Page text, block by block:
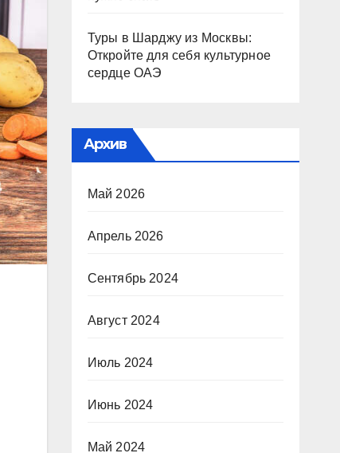
Туры в Шарджу из Москвы:
Откройте для себя культурное
сердце ОАЭ
Архив
Май 2026
Апрель 2026
Сентябрь 2024
Август 2024
Июль 2024
Июнь 2024
Май 2024